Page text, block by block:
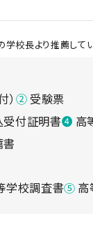
校長より推薦してい
受験票
付証明書
高
学校調査書 高